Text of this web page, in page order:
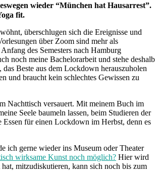
wieder “München hat Hausarrest”.
fit.
überschlugen sich die Ereignisse und
über Zoom sind mehr als
des Semesters nach Hamburg
noch meine Bachelorarbeit und stehe deshalb
Beste aus dem Lockdown herauszuholen
und braucht kein schlechtes Gewissen zu
Nachttisch versauert. Mit meinem Buch im
Seele baumeln lassen, beim Studieren der
für einen Lockdown im Herbst, denn es
ich gerne wieder ins Museum oder Theater
wirksame Kunst noch möglich? Hier wird
mitzudiskutieren, kann sich noch bis zum